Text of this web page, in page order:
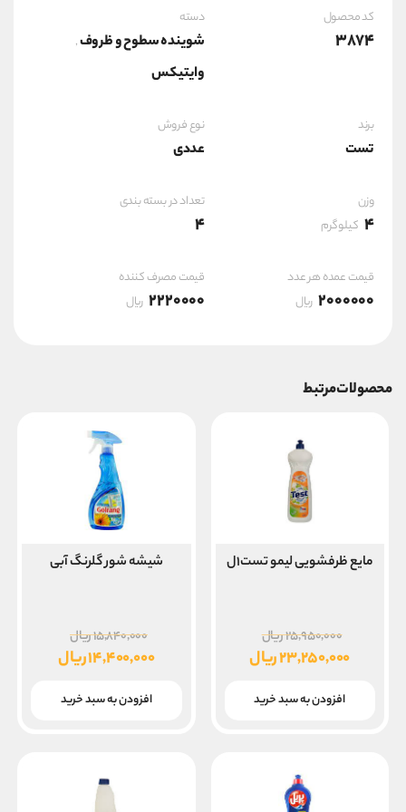
کد محصول
3874
دسته
شوینده سطوح و ظروف,
وایتیکس
برند
تست
نوع فروش
عددی
وزن
4 کیلوگرم
تعداد در بسته بندی
4
قیمت عمده هر عدد
2000000 ریال
قیمت مصرف کننده
2220000 ریال
محصولات مرتبط
مایع ظرفشویی لیمو تست۱ل
۲۵,۹۵۰,۰۰۰ریال
اصلی
۲۳,۲۵۰,۰۰۰ریال
فعلی
افزودن به سبد خرید
شیشه شور گلرنگ آبی
۱۵,۸۴۰,۰۰۰ریال
اصلی
بود.
۱۴,۴۰۰,۰۰۰ریال
فعلی
افزودن به سبد خرید